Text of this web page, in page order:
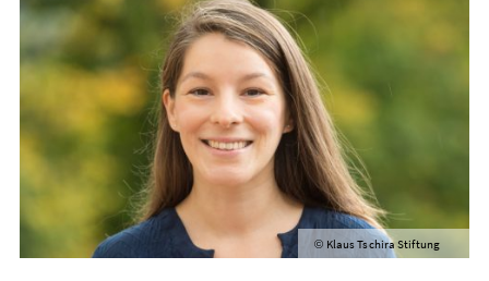
© Klaus Tschira Stiftung